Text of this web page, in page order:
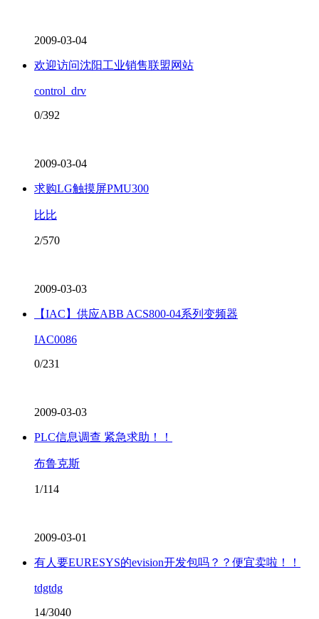
2009-03-04
欢迎访问沈阳工业销售联盟网站
control_drv
0/392
2009-03-04
求购LG触摸屏PMU300
比比
2/570
2009-03-03
【IAC】供应ABB ACS800-04系列变频器
IAC0086
0/231
2009-03-03
PLC信息调查 紧急求助！！
布鲁克斯
1/114
2009-03-01
有人要EURESYS的evision开发包吗？？便宜卖啦！！
tdgtdg
14/3040